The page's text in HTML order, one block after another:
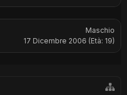
Maschio
17 Dicembre 2006 (Età: 19)